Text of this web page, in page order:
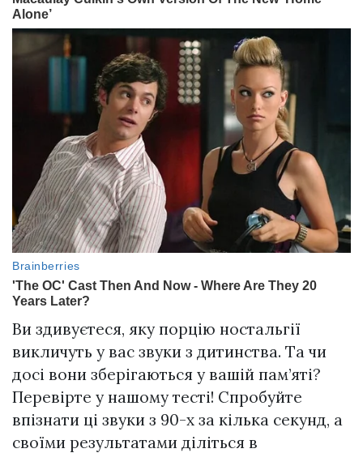
Ви здивуєтеся, яку порцію ностальгії
викличуть у вас звуки з дитинства. Та чи
досі вони зберігаються у вашій пам’яті?
Перевірте у нашому тесті! Спробуйте
впізнати ці звуки з 90-х за кілька секунд, а
своїми результатами діліться в